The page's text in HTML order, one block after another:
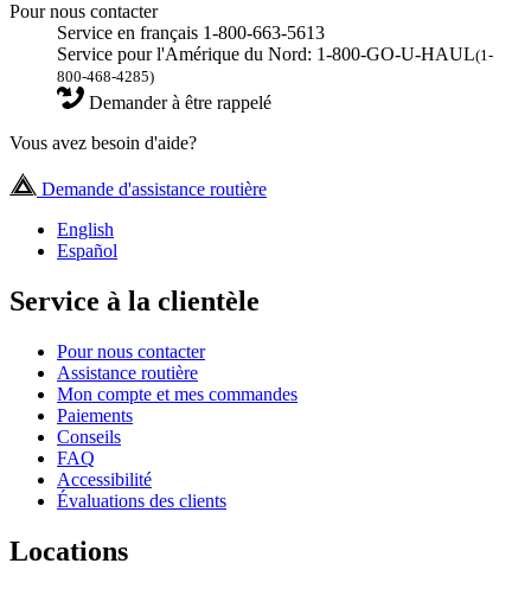
Pour nous contacter
Service en français 1-800-663-5613
Service pour l'Amérique du Nord: 1-800-GO-U-HAUL(1-
800-468-4285)
Demander à être rappelé
Vous avez besoin d'aide?
Demande d'assistance routière
English
Español
Service à la clientèle
Pour nous contacter
Assistance routière
Mon compte et mes commandes
Paiements
Conseils
FAQ
Accessibilité
Évaluations des clients
Locations